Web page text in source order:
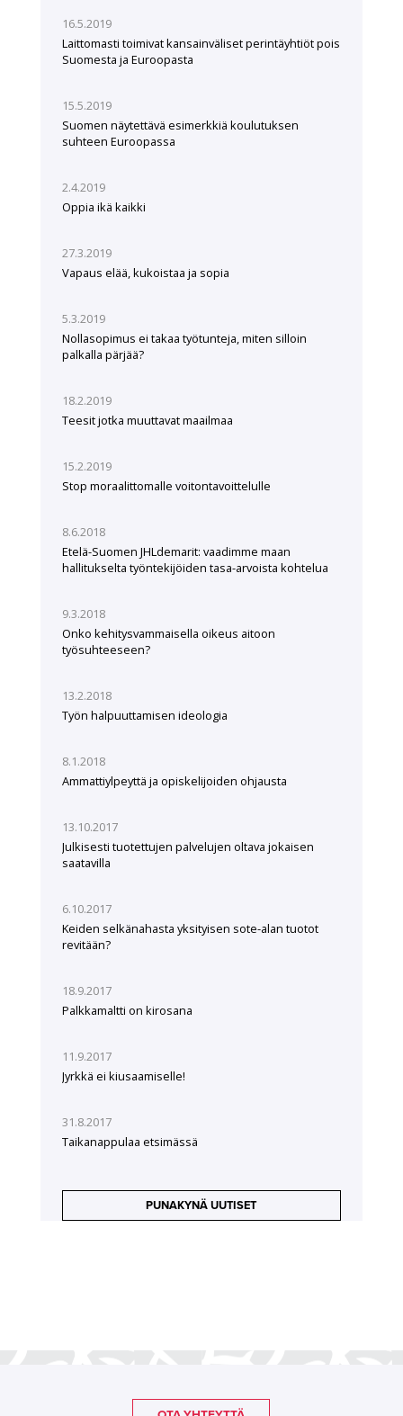
16.5.2019
Laittomasti toimivat kansainväliset perintäyhtiöt pois
Suomesta ja Euroopasta
15.5.2019
Suomen näytettävä esimerkkiä koulutuksen
suhteen Euroopassa
2.4.2019
Oppia ikä kaikki
27.3.2019
Vapaus elää, kukoistaa ja sopia
5.3.2019
Nollasopimus ei takaa työtunteja, miten silloin
palkalla pärjää?
18.2.2019
Teesit jotka muuttavat maailmaa
15.2.2019
Stop moraalittomalle voitontavoittelulle
8.6.2018
Etelä-Suomen JHLdemarit: vaadimme maan
hallitukselta työntekijöiden tasa-arvoista kohtelua
9.3.2018
Onko kehitysvammaisella oikeus aitoon
työsuhteeseen?
13.2.2018
Työn halpuuttamisen ideologia
8.1.2018
Ammattiylpeyttä ja opiskelijoiden ohjausta
13.10.2017
Julkisesti tuotettujen palvelujen oltava jokaisen
saatavilla
6.10.2017
Keiden selkänahasta yksityisen sote-alan tuotot
revitään?
18.9.2017
Palkkamaltti on kirosana
11.9.2017
Jyrkkä ei kiusaamiselle!
31.8.2017
Taikanappulaa etsimässä
PUNAKYNÄ UUTISET